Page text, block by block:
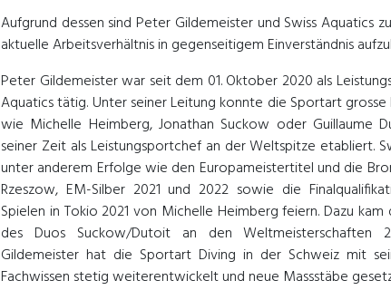
Aufgrund dessen sind Peter Gildemeister und Swiss Aquatics
aktuelle Arbeitsverhältnis in gegenseitigem Einverständnis
Peter Gildemeister war seit dem 01. Oktober 2020 als
Aquatics tätig. Unter seiner Leitung konnte die Sportart
wie Michelle Heimberg, Jonathan Suckow oder Guillaume
seiner Zeit als Leistungsportchef an der Weltspitze etabliert.
unter anderem Erfolge wie den Europameistertitel und die
Rzeszow, EM-Silber 2021 und 2022 sowie die
Spielen in Tokio 2021 von Michelle Heimberg feiern. Dazu
des Duos Suckow/Dutoit an den Weltmeisterschaften
Gildemeister hat die Sportart Diving in der Schweiz mit
Fachwissen stetig weiterentwickelt und neue Massstäbe